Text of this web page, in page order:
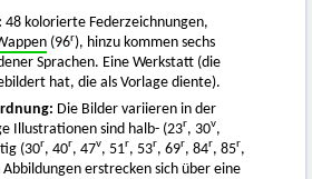
48 kolorierte Federzeichnungen,
(96r), hinzu kommen sechs
Sprachen. Eine Werkstatt (die
hat, die als Vorlage diente).
Die Bilder variieren in der
Illustrationen sind halb- (23r, 30v,
(30r, 40r, 47v, 51r, 53r, 69r, 84r, 85r,
erstrecken sich über eine